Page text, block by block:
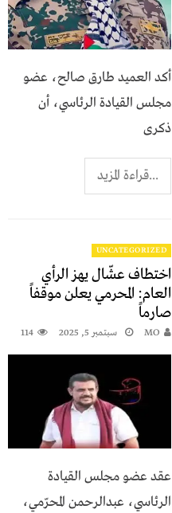
أكد العميد طارق صالح، عضو
مجلس القيادة الرئاسي، أن
ذكرى
...قراءة المزيد
UNCATEGORIZED
اختطاف عشّال يهز الرأي
العام: المحرمي يعلن موقفاً
صارماً
MO سبتمبر 5, 2025 114
عقد عضو مجلس القيادة
الرئاسي، عبدالرحمن المحرّمي،